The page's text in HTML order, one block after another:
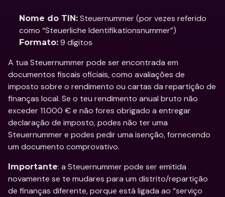
Nome do TIN: Steuernummer (por vezes referido
como “Steuerliche Identifikationsnummer”)
Formato: 9 dígitos
A tua Steuernummer pode ser encontrada em
documentos fiscais oficiais, como avaliações de
imposto sobre o rendimento ou cartas da repartição de
finanças local. Se o teu rendimento anual bruto não
exceder 11.000 € e não fores obrigado a entregar
declaração de imposto, podes não ter uma
Steuernummer e podes pedir uma isenção, fornecendo
um documento comprovativo.
Importante: a Steuernummer pode ser emitida
novamente se te mudares para um distrito/repartição
de finanças diferente, porque está ligada ao “serviço